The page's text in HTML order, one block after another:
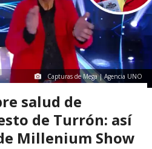
Capturas de Mega | Agencia UNO
salud de
de Turrón: así
Millenium Show